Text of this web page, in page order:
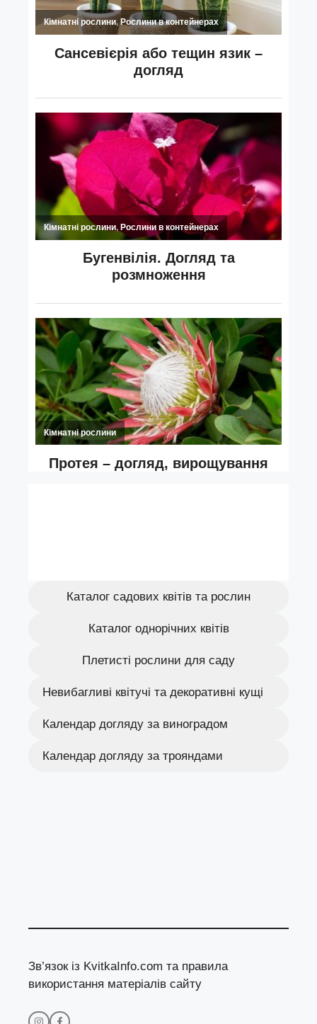
Каталог садових квітів та рослин
Каталог однорічних квітів
Плетисті рослини для саду
Невибагливі квітучі та декоративні кущі
Календар догляду за виноградом
Календар догляду за трояндами
Зв’язок із KvitkaInfo.com та правила
використання матеріалів сайту